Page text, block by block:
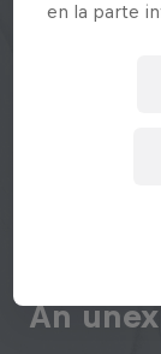
An
en la parte